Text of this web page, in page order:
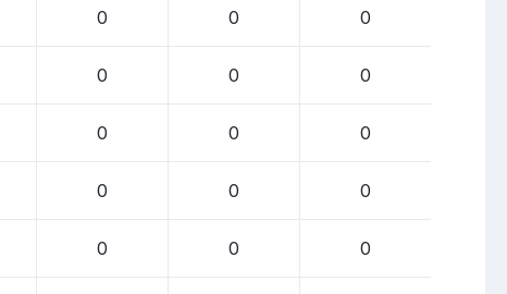
0 0 0
0 0 0
0 0 0
0 0 0
0 0 0